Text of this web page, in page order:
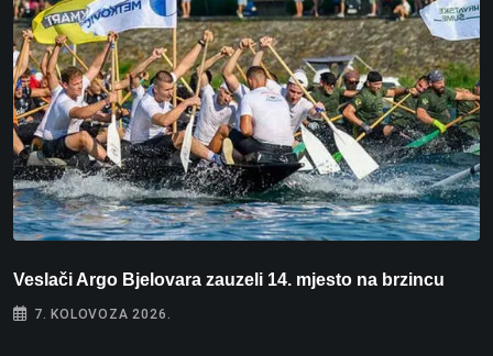
Veslači Argo Bjelovara zauzeli 14. mjesto na brzincu
7. KOLOVOZA 2026.